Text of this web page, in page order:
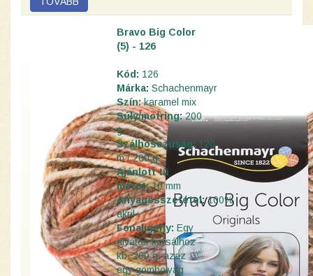
Bravo Big Color
(5) - 126
Kód: 126
Márka: Schachenmayr
Szín:karamel mix
Súly/motring:200
g
Szálhosszúság:120
m / 200 g
Ajánlott tű
méret:10 mm
Anyagösszetétel:100%
akril
Fonaligény: Egy
divatos körsálhoz
kb. 200 g, azaz
egy gombolyag